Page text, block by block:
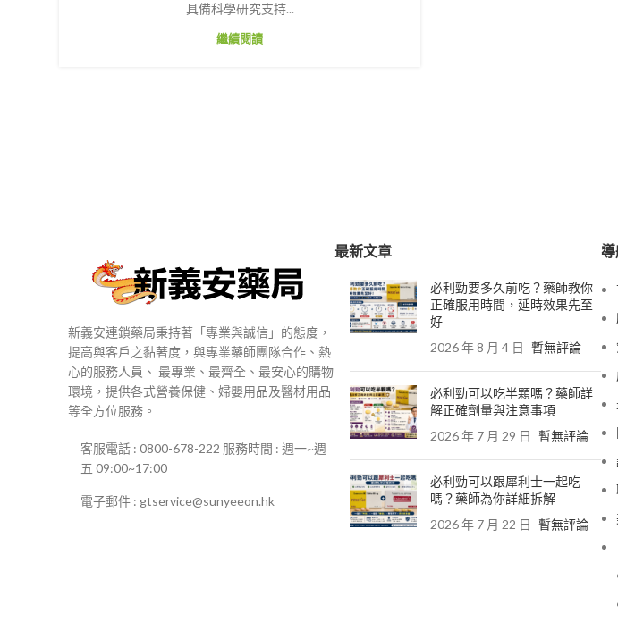
具備科學研究支持...
繼續閱讀
新義安連鎖藥局秉持著「專業與誠信」的態度，
提高與客戶之黏著度，與專業藥師團隊合作、熱
心的服務人員、 最專業、最齊全、最安心的購物
環境，提供各式營養保健、婦嬰用品及醫材用品
等全方位服務。
客服電話 : 0800-678-222 服務時間 : 週一~週
五 09:00~17:00
電子郵件 : gtservice@sunyeeon.hk
最新文章
必利勁要多久前吃？藥師教你
正確服用時間，延時效果先至
好
2026 年 8 月 4 日 暫無評論
必利勁可以吃半顆嗎？藥師詳
解正確劑量與注意事項
2026 年 7 月 29 日 暫無評論
必利勁可以跟犀利士一起吃
嗎？藥師為你詳細拆解
2026 年 7 月 22 日 暫無評論